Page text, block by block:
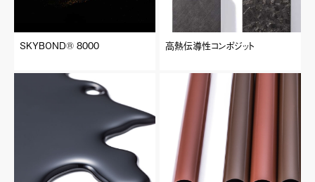
SKYBOND®︎ 8000 高熱伝導性コンポジット